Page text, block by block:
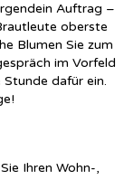
Auftrag –
oberste
Blumen Sie zum
im Vorfeld
dafür ein.
Ihren Wohn-,